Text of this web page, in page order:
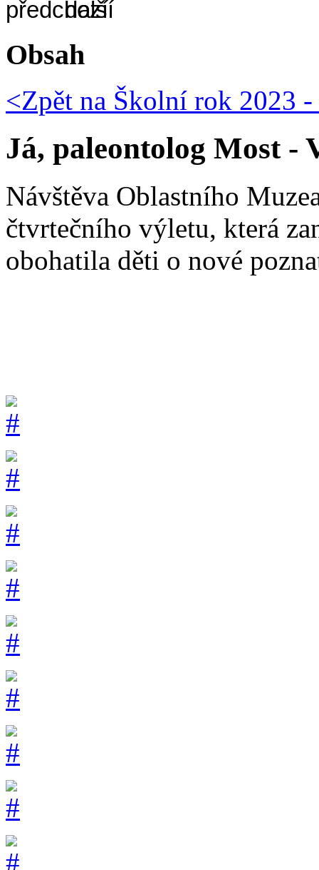
Obsah
<Zpět na Školní rok 2023 -
Já, paleontolog Most -
Návštěva Oblastního
čtvrtečního výletu, která
obohatila děti o nové